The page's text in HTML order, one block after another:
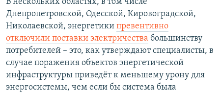
В нескольких областях, в том числе
Днепропетровской, Одесской, Кировоградской,
Николаевской, энергетики превентивно
отключили поставки электричества большинству
потребителей – это, как утверждают специалисты, в
случае поражения объектов энергетической
инфраструктуры приведёт к меньшему урону для
энергосистемы, чем если бы система была